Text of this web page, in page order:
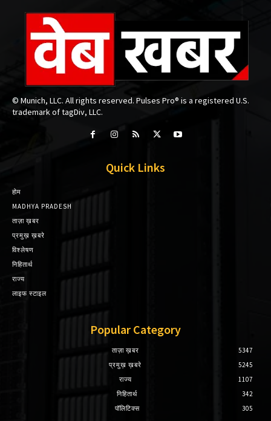
© Munich, LLC. All rights reserved. Pulses Pro® is a registered U.S.
trademark of tagDiv, LLC.
Quick Links
होम
MADHYA PRADESH
ताज़ा ख़बर
प्रमुख़ ख़बरे
विश्लेषण
निहितार्थ
राज्य
लाइफ स्टाइल
Popular Category
ताज़ा ख़बर
5347
प्रमुख़ ख़बरे
5245
राज्य
1107
निहितार्थ
342
पॉलिटिक्स
305